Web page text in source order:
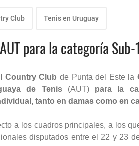
Club Tenis en Uruguay
para la categoría
Country Club de Punta del Este la
de Tenis(AUT) para la
tanto en damas como en
a los cuadros principales, a los
disputados entre el 22 y 23